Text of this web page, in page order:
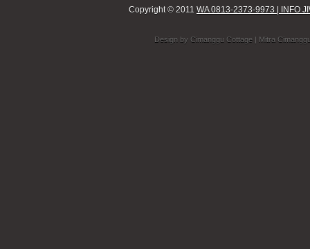
Copyright © 2011 WA 0813-2373-9973 | INFO
Design by Cimanggu Cottage| Mitra